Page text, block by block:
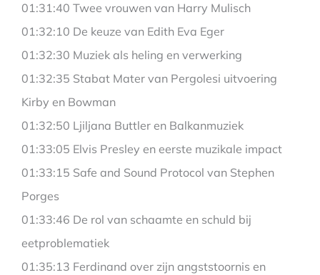
01:31:40 Twee vrouwen van Harry Mulisch
01:32:10 De keuze van Edith Eva Eger
01:32:30 Muziek als heling en verwerking
01:32:35 Stabat Mater van Pergolesi uitvoering
Kirby en Bowman
01:32:50 Ljiljana Buttler en Balkanmuziek
01:33:05 Elvis Presley en eerste muzikale impact
01:33:15 Safe and Sound Protocol van Stephen
Porges
01:33:46 De rol van schaamte en schuld bij
eetproblematiek
01:35:13 Ferdinand over zijn angststoornis en